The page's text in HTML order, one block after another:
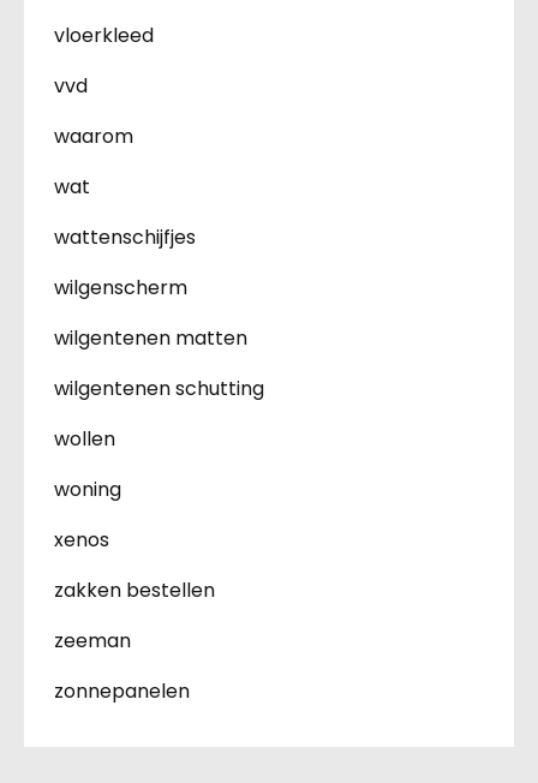
vloerkleed
vvd
waarom
wat
wattenschijfjes
wilgenscherm
wilgentenen matten
wilgentenen schutting
wollen
woning
xenos
zakken bestellen
zeeman
zonnepanelen